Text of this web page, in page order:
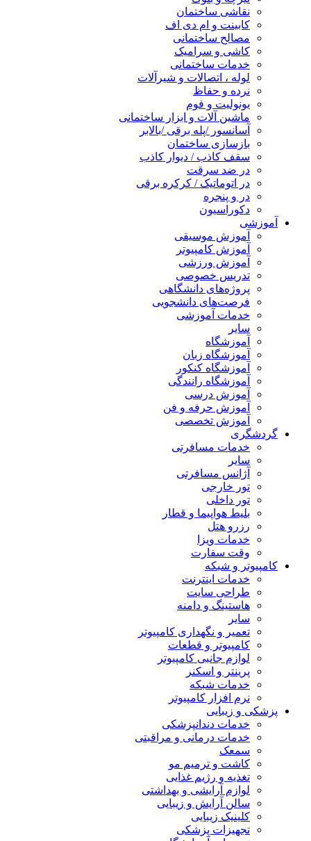
نقاشی ساختمان
کابینت و ام دی اف
مصالح ساختمانی
کاشی و سرامیک
خدمات ساختمانی
لوله ، اتصالات و شیرآلات
نرده و حفاظ
یونولیت و فوم
ماشین آلات و ابزار ساختمانی
آسانسور /پله برقی /بالابر
بازسازی ساختمان
سقف کاذب / دیوار کاذب
در ضد سرقت
در اتوماتیک / کرکره برقی
در و پنجره
دکوراسیون
آموزشی
آموزش موسیقی
آموزش کامپیوتر
آموزش ورزشی
تدریس خصوصی
پروژه‌های دانشگاهی
فرصت‌های دانشجویی
خدمات آموزشی
سایر
آموزشگاه
آموزشگاه زبان
آموزشگاه کنکور
آموزشگاه رانندگی
آموزش درسی
آموزش حرفه و فن
آموزش تخصصی
گردشگری
خدمات مسافرتی
سایر
آژانس مسافرتی
تور خارجی
تور داخلی
بلیط هواپیما و قطار
رزرو هتل
خدمات ویزا
وقت سفارت
کامپیوتر و شبکه
خدمات اینترنت
طراحی سایت
هاستینگ و دامنه
سایر
تعمیر و نگهداری کامپیوتر
کامپیوتر و قطعات
لوازم جانبی کامپیوتر
پرینتر و اسکنر
خدمات شبکه
نرم افزار کامپیوتر
پزشکی و زیبایی
خدمات دندانپزشکی
خدمات درمانی و مراقبتی
سمعک
کاشت و ترمیم مو
تغذیه و رژیم غذایی
لوازم آرایشی و بهداشتی
سالن آرایش و زیبایی
کلینیک زیبایی
تجهیزات پزشکی